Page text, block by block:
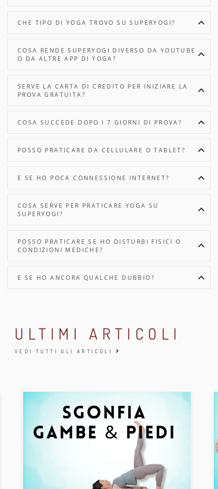
CHE TIPO DI YOGA TROVO SU SUPERYOGI?
COSA RENDE SUPERYOGI DIVERSO DA YOUTUBE
O DA ALTRE APP DI YOGA?
SERVE LA CARTA DI CREDITO PER INIZIARE LA
PROVA GRATUITA?
COSA SUCCEDE DOPO I 7 GIORNI DI PROVA?
POSSO PRATICARE DA CELLULARE O TABLET?
E SE HO POCA CONNESSIONE INTERNET?
COSA SERVE PER PRATICARE YOGA SU
SUPERYOGI?
POSSO PRATICARE SE HO DISTURBI FISICI O
CONDIZIONI MEDICHE?
E SE HO ANCORA QUALCHE DUBBIO?
ULTIMI ARTICOLI
VEDI TUTTI GLI ARTICOLI